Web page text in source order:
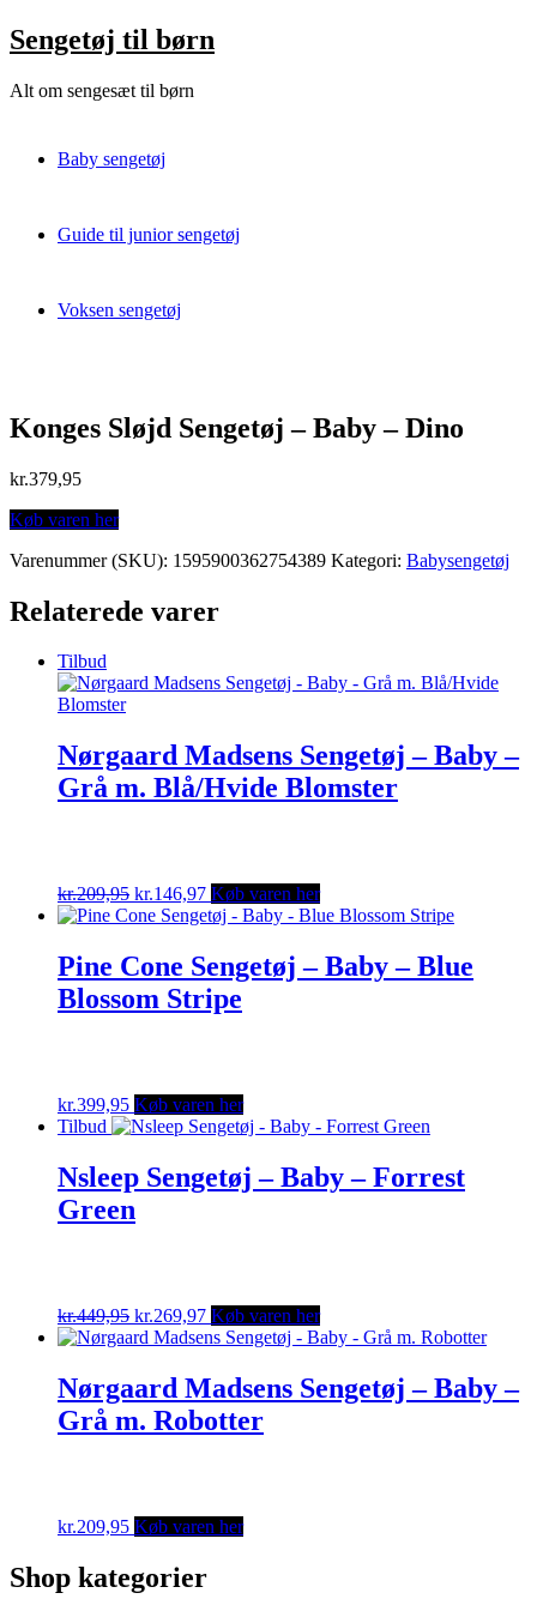
Skip
to
Sengetøj til børn
Alt om sengesæt til børn
Baby sengetøj
Guide til junior sengetøj
Voksen sengetøj
Konges Sløjd Sengetøj – Baby – Dino
kr.379,95
Køb varen her
Varenummer (SKU): 1595900362754389 Kategori: Babysengetøj
Relaterede varer
Tilbud
Nørgaard Madsens Sengetøj – Baby –
Grå m. Blå/Hvide Blomster
kr.209,95 Original
price
kr.209,95.
kr.146,97Current
price
kr.146,97.
Køb varen her
Pine Cone Sengetøj – Baby – Blue
Blossom Stripe
kr.399,95 Køb varen her
Tilbud
Nsleep Sengetøj – Baby – Forrest
Green
kr.449,95 Original
price
kr.449,95.
kr.269,97Current
price
kr.269,97.
Køb varen her
Nørgaard Madsens Sengetøj – Baby –
Grå m. Robotter
kr.209,95 Køb varen her
Shop kategorier